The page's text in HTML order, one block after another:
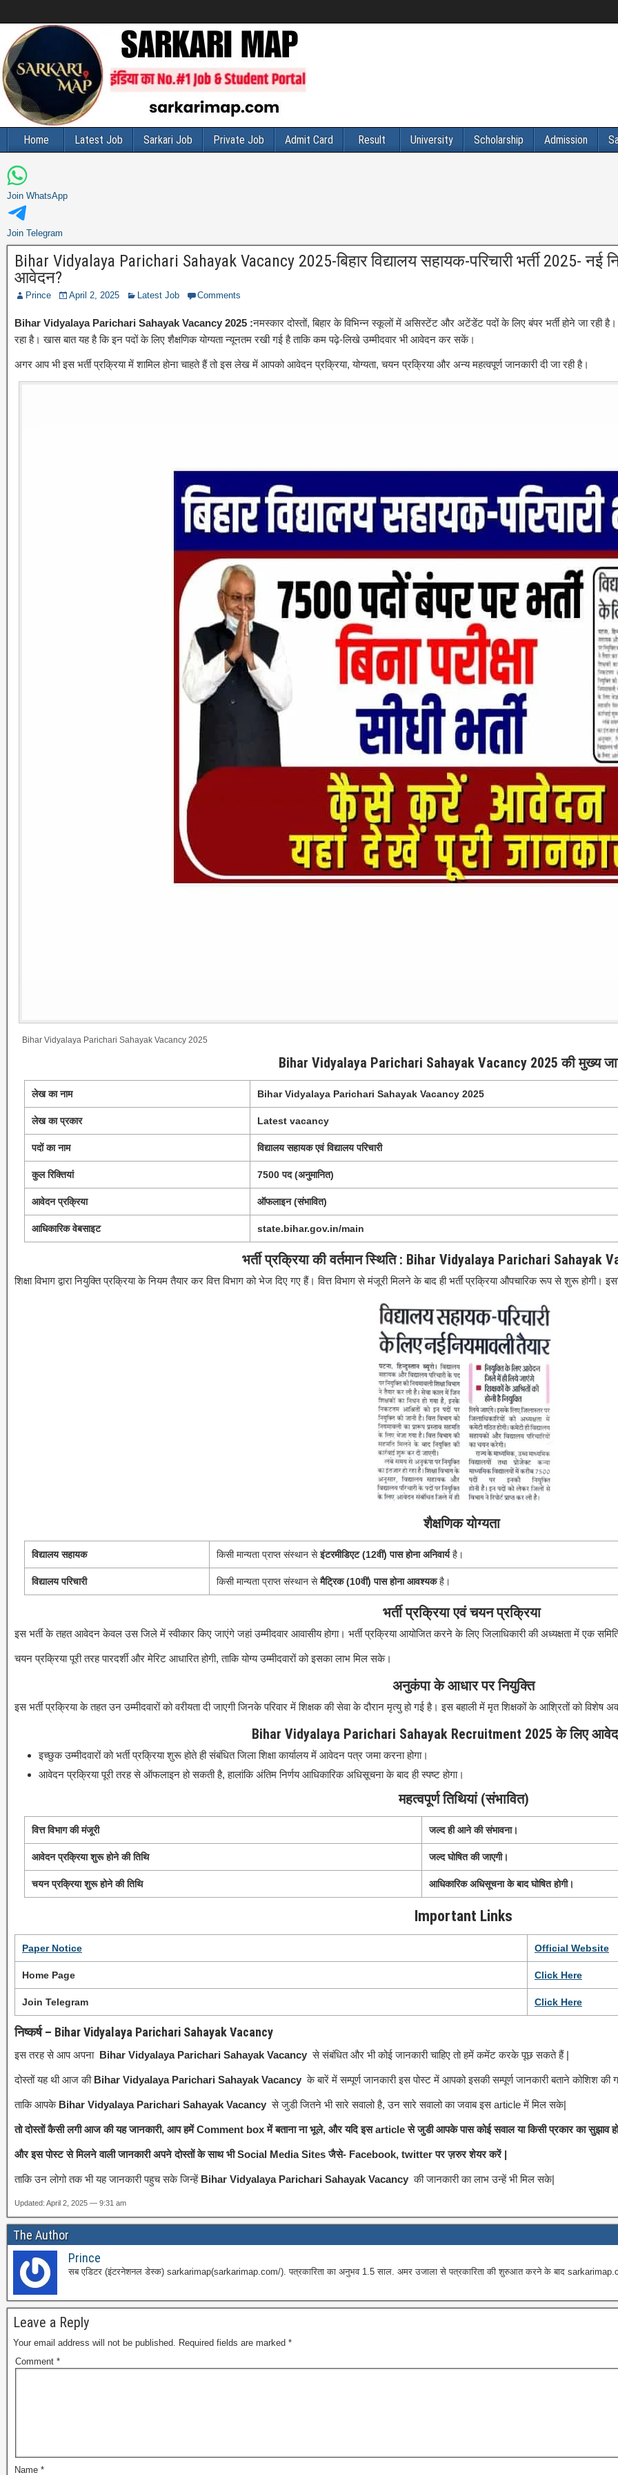
Home Latest Job Sarkari Job Private Job Admit Card Result University Scholarship Admission
Join WhatsApp
Join Telegram
Bihar Vidyalaya Parichari Sahayak Vacancy 2025-बिहार विद्यालय सहायक-परिचारी भर्ती 2025- नई
आवेदन?
Prince April 2, 2025 Latest Job Comments
Bihar Vidyalaya Parichari Sahayak Vacancy 2025 :नमस्कार दोस्तों, बिहार के विभिन्न स्कूलों में असिस्टेंट और अटेंडेंट पदों के लिए बंपर भर्ती होने जा रही
रहा है। खास बात यह है कि इन पदों के लिए शैक्षणिक योग्यता न्यूनतम रखी गई है ताकि कम पढ़े-लिखे उम्मीदवार भी आवेदन कर सकें।
अगर आप भी इस भर्ती प्रक्रिया में शामिल होना चाहते हैं तो इस लेख में आपको आवेदन प्रक्रिया, योग्यता, चयन प्रक्रिया और अन्य महत्वपूर्ण जानकारी दी जा रही है।
Bihar Vidyalaya Parichari Sahayak Vacancy 2025
Bihar Vidyalaya Parichari Sahayak Vacancy 2025 की मुख्य
लेख का नाम Bihar Vidyalaya Parichari Sahayak Vacancy 2025
लेख का प्रकार Latest vacancy
पदों का नाम विद्यालय सहायक एवं विद्यालय परिचारी
कुल रिक्तियां 7500 पद (अनुमानित)
आवेदन प्रक्रिया ऑफलाइन (संभावित)
आधिकारिक वेबसाइट state.bihar.gov.in/main
भर्ती प्रक्रिया की वर्तमान स्थिति : Bihar Vidyalaya Parichari Sahayak
शिक्षा विभाग द्वारा नियुक्ति प्रक्रिया के नियम तैयार कर वित्त विभाग को भेज दिए गए हैं। वित्त विभाग से मंजूरी मिलने के बाद ही भर्ती प्रक्रिया औपचारिक रूप से शुरू
शैक्षणिक योग्यता
विद्यालय सहायक किसी मान्यता प्राप्त संस्थान सेइंटरमीडिएट (12वीं) पास होना अनिवार्यहै।
विद्यालय परिचारी किसी मान्यता प्राप्त संस्थान सेमैट्रिक (10वीं) पास होना आवश्यकहै।
भर्ती प्रक्रिया एवं चयन प्रक्रिया
इस भर्ती के तहत आवेदन केवल उस जिले में स्वीकार किए जाएंगे जहां उम्मीदवार आवासीय होगा। भर्ती प्रक्रिया आयोजित करने के लिए जिलाधिकारी की अध्यक्षता में एक
चयन प्रक्रिया पूरी तरह पारदर्शी और मेरिट आधारित होगी, ताकि योग्य उम्मीदवारों को इसका लाभ मिल सके।
अनुकंपा के आधार पर नियुक्ति
इस भर्ती प्रक्रिया के तहत उन उम्मीदवारों को वरीयता दी जाएगी जिनके परिवार में शिक्षक की सेवा के दौरान मृत्यु हो गई है। इस बहाली में मृत शिक्षकों के आश्रितों को विशेष
Bihar Vidyalaya Parichari Sahayak Recruitment 2025 के लिए
इच्छुक उम्मीदवारों को भर्ती प्रक्रिया शुरू होते ही संबंधित जिला शिक्षा कार्यालय में आवेदन पत्र जमा करना होगा।
आवेदन प्रक्रिया पूरी तरह से ऑफलाइन हो सकती है, हालांकि अंतिम निर्णय आधिकारिक अधिसूचना के बाद ही स्पष्ट होगा।
महत्वपूर्ण तिथियां (संभावित)
वित्त विभाग की मंजूरी जल्द ही आने की संभावना।
आवेदन प्रक्रिया शुरू होने की तिथि जल्द घोषित की जाएगी।
चयन प्रक्रिया शुरू होने की तिथि आधिकारिक अधिसूचना के बाद घोषित होगी।
Important Links
Paper Notice Official Website
Home Page Click Here
Join Telegram Click Here
निष्कर्ष – Bihar Vidyalaya Parichari Sahayak Vacancy
इस तरह से आप अपना Bihar Vidyalaya Parichari Sahayak Vacancyसे संबंधित और भी कोई जानकारी चाहिए तो हमें कमेंट करके पूछ सकते हैं |
दोस्तों यह थी आज की Bihar Vidyalaya Parichari Sahayak Vacancyके बारें में सम्पूर्ण जानकारी इस पोस्ट में आपको इसकी सम्पूर्ण जानकारी बताने कोशिश की
ताकि आपकेBihar Vidyalaya Parichari Sahayak Vacancyसे जुडी जितने भी सारे सवालो है, उन सारे सवालो का जवाब इस article में मिल सके|
तो दोस्तों कैसी लगी आज की यह जानकारी, आप हमें Comment box में बताना ना भूले, और यदि इस article से जुडी आपके पास कोई सवाल या किसी प्रकार का सुझाव
और इस पोस्ट से मिलने वाली जानकारी अपने दोस्तों के साथ भी Social Media Sites जैसे- Facebook, twitter पर ज़रुर शेयर करें |
ताकि उन लोगो तक भी यह जानकारी पहुच सके जिन्हें Bihar Vidyalaya Parichari Sahayak Vacancyकी जानकारी का लाभ उन्हें भी मिल सके|
Updated: April 2, 2025 — 9:31 am
The Author
Prince
सब एडिटर (इंटरनेशनल डेस्क) sarkarimap(sarkarimap.com/). पत्रकारिता का अनुभव 1.5 साल. अमर उजाला से पत्रकारिता की शुरुआत करने के बाद
Leave a Reply
Your email address will not be published. Required fields are marked *
Comment *
Name *